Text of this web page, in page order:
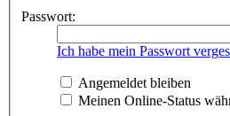
Passwort:
Ich habe mein Passwort
Angemeldet bleiben
Meinen Online-Status